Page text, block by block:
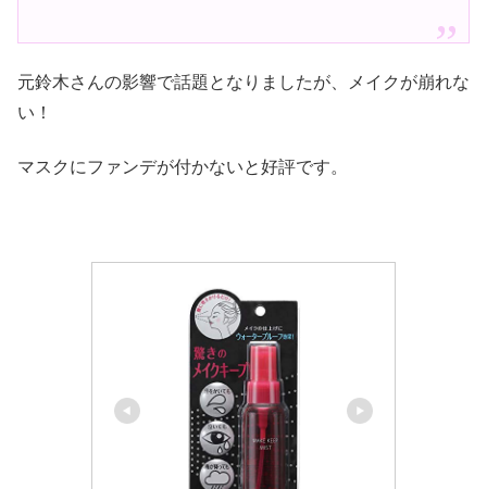
元鈴木さんの影響で話題となりましたが、メイクが崩れな
い！
マスクにファンデが付かないと好評です。